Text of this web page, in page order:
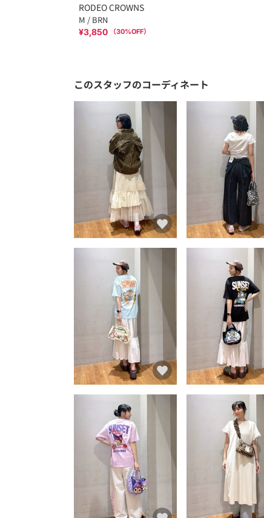
RODEO CROWNS
M / BRN
¥3,850 （30%OFF）
このスタッフのコーディネート